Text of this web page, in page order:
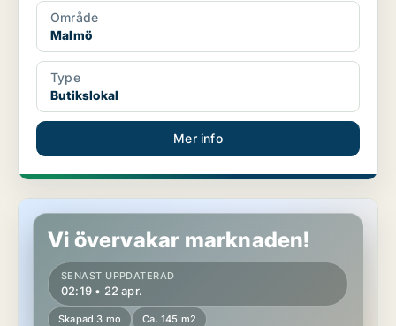
Område
Malmö
Type
Butikslokal
Mer info
Butikslokal i Malmö
Vi övervakar marknaden!
SENAST UPPDATERAD
02:19 • 22 apr.
Skapad 3 mo Ca. 145 m2